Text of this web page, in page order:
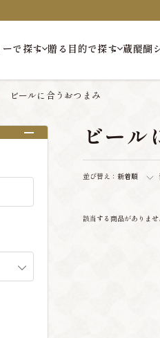
ーで探す 贈る目的で探す 蔵醍醐
ビールに合うおつまみ
ビール
並び替え： 新着順
該当する商品がありませ